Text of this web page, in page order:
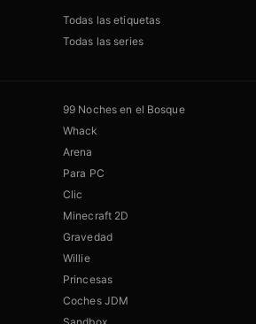
Todas las etiquetas
Todas las series
99 Noches en el Bosque
Whack
Arena
Para PC
Clic
Minecraft 2D
Gravedad
Willie
Princesas
Coches JDM